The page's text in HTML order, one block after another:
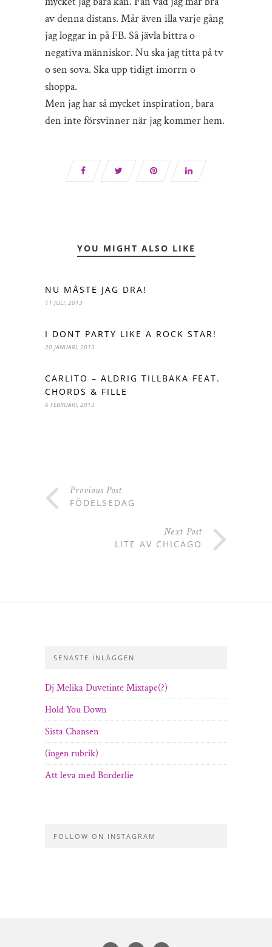
av denna distans. Mår även illa varje gång
jag loggar in på FB. Så jävla bittra o
negativa människor. Nu ska jag titta på tv
o sen sova. Ska upp tidigt imorrn o
shoppa.
Men jag har så mycket inspiration, bara
den inte försvinner när jag kommer hem.
YOU MIGHT ALSO LIKE
NU MÅSTE JAG DRA!
11 JULI, 2013
I DONT PARTY LIKE A ROCK STAR!
20 JANUARI, 2013
CARLITO – ALDRIG TILLBAKA FEAT.
CHORDS & FILLE
6 FEBRUARI, 2013
Previous Post
FÖDELSEDAG
Next Post
LITE AV CHICAGO
SENASTE INLÄGGEN
Dj Melika Duvetinte Mixtape(?)
Hold You Down
Sista Chansen
(ingen rubrik)
Att leva med Borderlie
FOLLOW ON INSTAGRAM